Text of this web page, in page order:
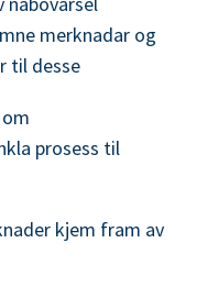
merknadar og
til desse
prosess til
kjem fram av